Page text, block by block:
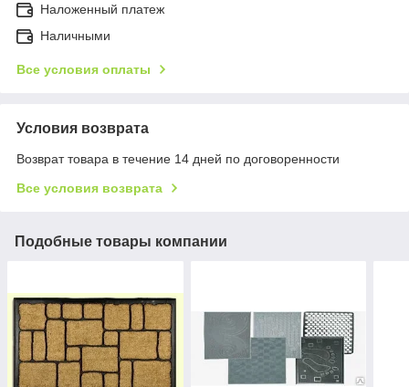
Наложенный платеж
Наличными
Все условия оплаты
Условия возврата
Возврат товара в течение 14 дней по договоренности
Все условия возврата
Подобные товары компании